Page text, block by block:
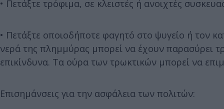
• Πετάξτε τρόφιμα, σε κλειστές ή ανοιχτές
• Πετάξτε οποιοδήποτε φαγητό στο ψυγείο ή τον
νερά της πλημμύρας μπορεί να έχουν παρασύρει
επικίνδυνα. Τα ούρα των τρωκτικών μπορεί να
Επισημάνσεις για την ασφάλεια των πολιτών: